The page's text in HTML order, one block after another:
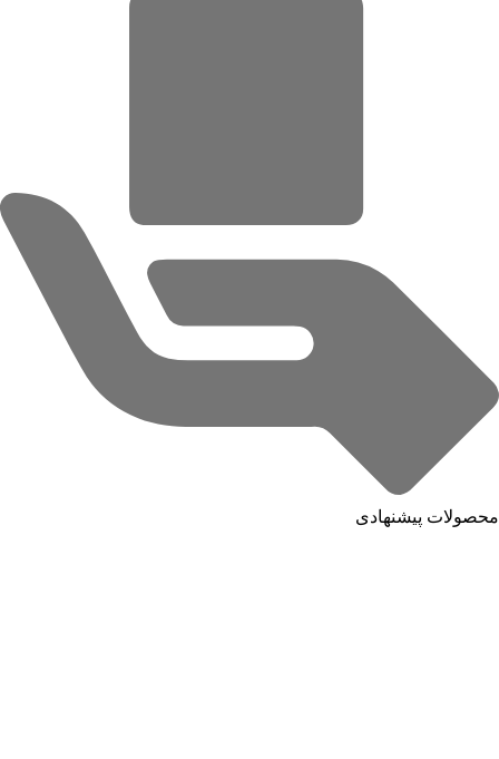
محصولات پیشنهادی